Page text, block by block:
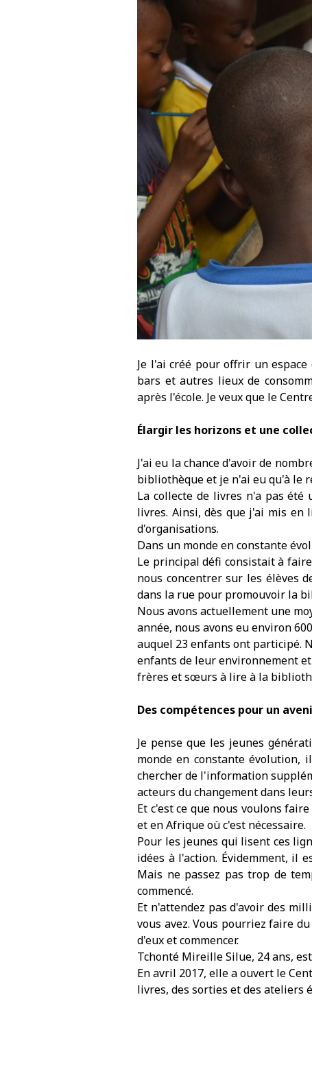
Je l'ai créé pour offrir un
bars et autres lieux de
après l'école. Je veux que le
Élargir les horizons et une
J'ai eu la chance d'avoir de
bibliothèque et je n'ai eu qu'à le
La collecte de livres n'a pas été
livres. Ainsi, dès que j'ai mis
d'organisations.
Dans un monde en constante
Le principal défi consistait à
nous concentrer sur les élèves
dans la rue pour promouvoir la
Nous avons actuellement une
année, nous avons eu environ
auquel 23 enfants ont participé.
enfants de leur environnement
frères et sœurs à lire à la
Des compétences pour un
Je pense que les jeunes
monde en constante évolution,
chercher de l'information
acteurs du changement dans
Et c'est ce que nous voulons
et en Afrique où c'est nécessaire.
Pour les jeunes qui lisent ces
idées à l'action. Évidemment, il
Mais ne passez pas trop de
commencé.
Et n'attendez pas d'avoir des
vous avez. Vous pourriez faire
d'eux et commencer.
Tchonté Mireille Silue, 24 ans,
En avril 2017, elle a ouvert le
livres, des sorties et des ateliers